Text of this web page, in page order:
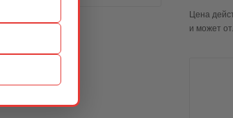
Цена
и может